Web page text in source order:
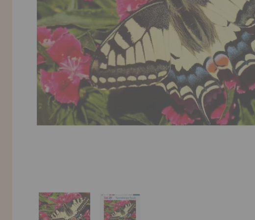
INFORMACIÓN
955 333 133
info@casadelpuzzle.com